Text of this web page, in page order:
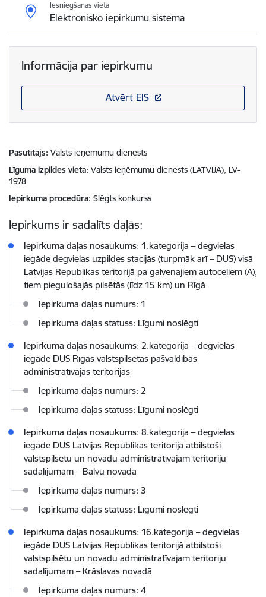
Iesniegšanas vieta
Elektronisko iepirkumu sistēmā
Informācija par iepirkumu
Atvērt EIS
Pasūtītājs Valsts ieņēmumu dienests
Līguma izpildes vieta Valsts ieņēmumu dienests (LATVIJA), LV-
1978
Iepirkuma procedūra Slēgts konkurss
Iepirkums ir sadalīts daļās:
Iepirkuma daļas nosaukums: 1.kategorija – degvielas
iegāde degvielas uzpildes stacijās (turpmāk arī – DUS) visā
Latvijas Republikas teritorijā pa galvenajiem autoceļiem (A),
tiem piegulošajās pilsētās (līdz 15 km) un Rīgā
Iepirkuma daļas numurs: 1
Iepirkuma daļas statuss: Līgumi noslēgti
Iepirkuma daļas nosaukums: 2.kategorija – degvielas
iegāde DUS Rīgas valstspilsētas pašvaldības
administratīvajās teritorijās
Iepirkuma daļas numurs: 2
Iepirkuma daļas statuss: Līgumi noslēgti
Iepirkuma daļas nosaukums: 8.kategorija – degvielas
iegāde DUS Latvijas Republikas teritorijā atbilstoši
valstspilsētu un novadu administratīvajam teritoriju
sadalījumam – Balvu novadā
Iepirkuma daļas numurs: 3
Iepirkuma daļas statuss: Līgumi noslēgti
Iepirkuma daļas nosaukums: 16.kategorija – degvielas
iegāde DUS Latvijas Republikas teritorijā atbilstoši
valstspilsētu un novadu administratīvajam teritoriju
sadalījumam – Krāslavas novadā
Iepirkuma daļas numurs: 4